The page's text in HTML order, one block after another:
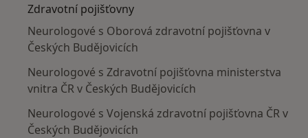
Zdravotní pojišťovny
Neurologové s Oborová zdravotní pojišťovna v
Českých Budějovicích
Neurologové s Zdravotní pojišťovna ministerstva
vnitra ČR v Českých Budějovicích
Neurologové s Vojenská zdravotní pojišťovna ČR v
Českých Budějovicích